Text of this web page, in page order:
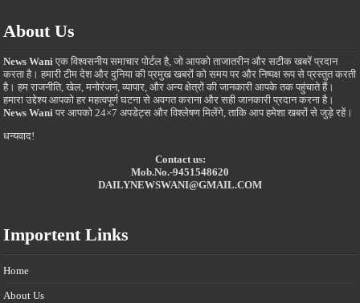
About Us
News Wani एक विश्वसनीय समाचार पोर्टल है, जो आपको ताजातरीन और सटीक खबरें प्रदान
करता है। हमारी टीम देश और दुनिया की प्रमुख खबरों को समय पर और निष्पक्ष रूप से प्रस्तुत करती
है। हम राजनीति, खेल, मनोरंजन, व्यापार, और अन्य क्षेत्रों की जानकारी आपके तक पहुंचाते हैं।
हमारा उद्देश्य आपको हर महत्वपूर्ण घटना से अवगत कराना और सही जानकारी प्रदान करना है।
News Wani पर आपको 24×7 अपडेट्स और विश्लेषण मिलेंगे, ताकि आप हमेशा खबरों से जुड़े रहें।
धन्यवाद!
Contact us:
Mob.No.-9451548620
DAILYNEWSWANI@GMAIL.COM
Importent Links
Home
About Us